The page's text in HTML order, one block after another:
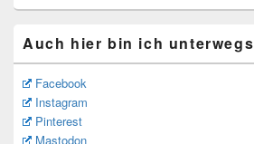
Auch hier bin ich unterwegs
Facebook
Instagram
Pinterest
Mastodon